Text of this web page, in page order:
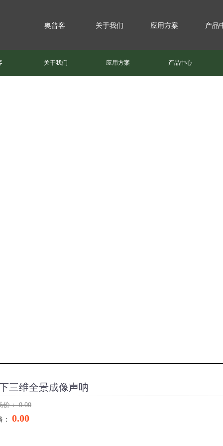
关于我们 应用方案 产品中心
三维全景成像声呐
价：0.00
： 0.00
奥普客 关于我们 应用方案 产品